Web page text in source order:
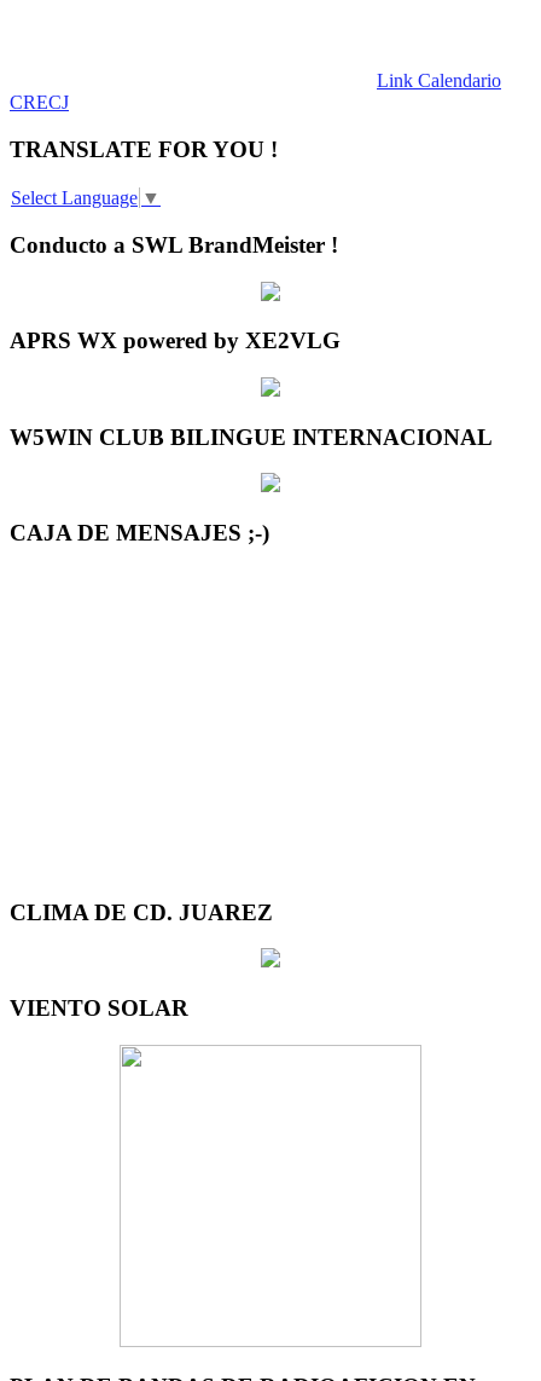
Link Calendario
CRECJ
TRANSLATE FOR YOU !
Select Language ▼
Conducto a SWL BrandMeister !
APRS WX powered by XE2VLG
W5WIN CLUB BILINGUE INTERNACIONAL
CAJA DE MENSAJES ;-)
CLIMA DE CD. JUAREZ
VIENTO SOLAR